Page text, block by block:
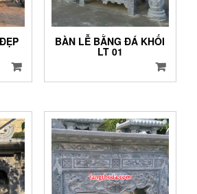
BÀN LỄ BẰNG ĐÁ KHỐI
LT 01